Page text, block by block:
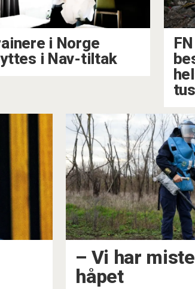
i Norge
i Nav-tiltak
– Vi har
håpet